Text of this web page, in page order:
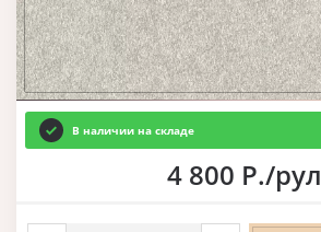
В наличии на складе
4 800 Р./рул